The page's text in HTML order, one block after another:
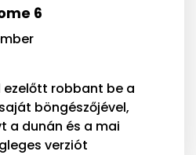
6
ezelőtt robbant be a
böngészőjével,
a dunán és a mai
verziót